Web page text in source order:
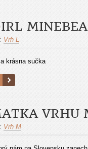
MINEBEA
Vrh L
krásna sučka
VRHU
Vrh M